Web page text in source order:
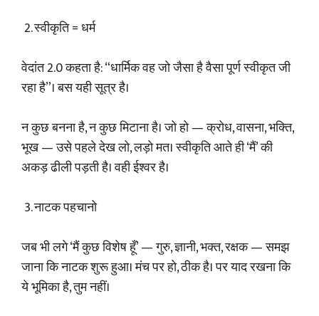
2. स्वीकृति = धर्म
वेदांत 2.0 कहता है: “धार्मिक वह जो जैसा है वैसा पूर्ण स्वीकृत जी
रहा है”। बस यही सूत्र है।
न कुछ बनना है, न कुछ मिटाना है। जो हो — क्रोध, वासना, भक्ति,
भूख — उसे पहले देख लो, लड़ो मत। स्वीकृति आते ही ‘मैं’ की
अकड़ ढीली पड़ती है। वही ईश्वर है।
3. नाटक पहचानो
जब भी लगे ‘मैं कुछ विशेष हूँ’ — गुरु, ज्ञानी, भक्त, रक्षक — समझ
जाना कि नाटक शुरू हुआ। मंच पर हो, ठीक है। पर याद रखना कि
ये भूमिका है, तुम नहीं।